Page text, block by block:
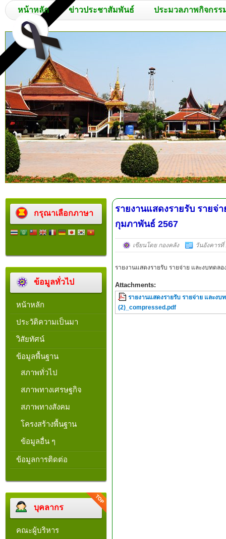
หน้าหลัก ข่าวประชาสัมพันธ์ ประมวลภาพกิจกรร
กรุณาเลือกภาษา
ข้อมูลทั่วไป
หน้าหลัก
ประวัติความเป็นมา
วิสัยทัศน์
ข้อมูลพื้นฐาน
สภาพทั่วไป
สภาพทางเศรษฐกิจ
สภาพทางสังคม
โครงสร้างพื้นฐาน
ข้อมูลอื่น ๆ
ข้อมูลการติดต่อ
บุคลากร
คณะผู้บริหาร
รายงานแสดงรายรับ รายจ่
กุมภาพันธ์ 2567
เขียนโดย กองคลัง วันอังคารที่
รายงานแสดงรายรับ รายจ่าย และงบทดล
Attachments:
รายงานแสดงรายรับ รายจ่าย และง
(2)_compressed.pdf